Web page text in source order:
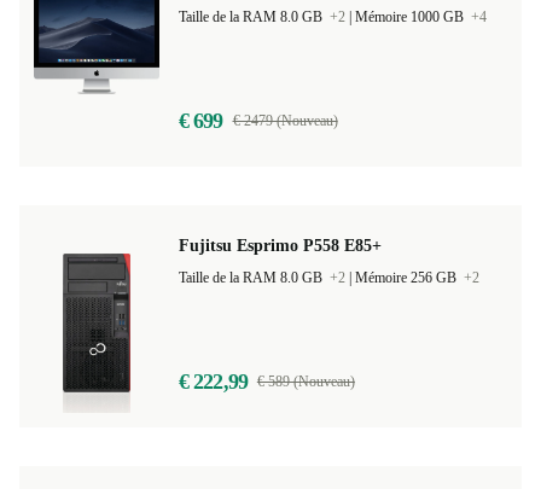
Taille de la RAM 8.0 GB +2 Mémoire 1000 GB +4
€ 699 € 2479 (Nouveau)
Fujitsu Esprimo P558 E85+
Taille de la RAM 8.0 GB +2 Mémoire 256 GB +2
€ 222,99 € 589 (Nouveau)